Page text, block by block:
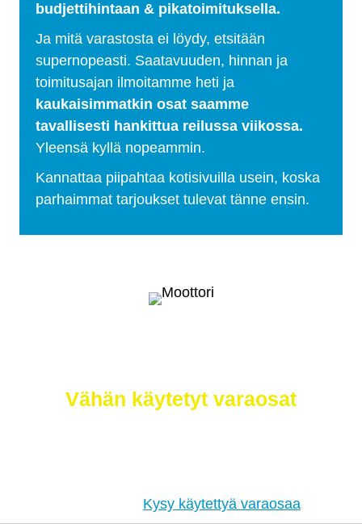
budjettihintaan & pikatoimituksella.
Ja mitä varastosta ei löydy, etsitään
supernopeasti. Saatavuuden, hinnan ja
toimitusajan ilmoitamme heti ja
kaukaisimmatkin osat saamme
tavallisesti hankittua reilussa viikossa.
Yleensä kyllä nopeammin.
Kannattaa piipahtaa kotisivuilla usein, koska
parhaimmat tarjoukset tulevat tänne ensin.
Vähän käytetyt varaosat
Kysy käytettyä varaosaa